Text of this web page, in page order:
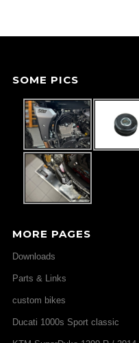
SOME PICS
MORE PAGES
Downloads
Parts & Links
custom bikes
Ducati 1000s Sport classic